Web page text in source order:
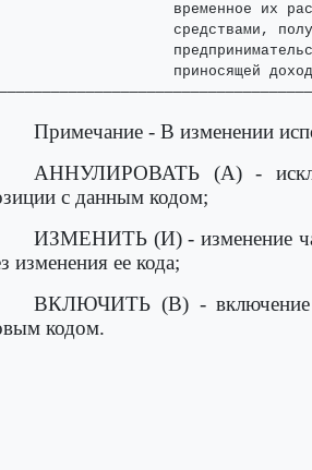
временное их
средствами,
приносящей
Примечание - В изменении
АННУЛИРОВАТЬ (А) -
с данным кодом;
ИЗМЕНИТЬ (И) - изменение
изменения ее кода;
ВКЛЮЧИТЬ (В) - включение
кодом.